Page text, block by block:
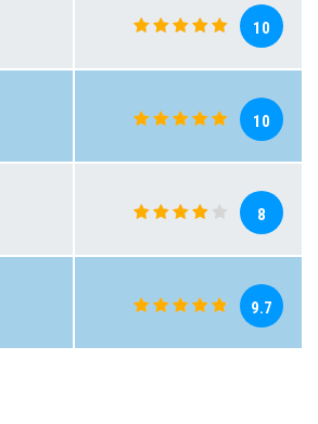
10
10
8
9.7